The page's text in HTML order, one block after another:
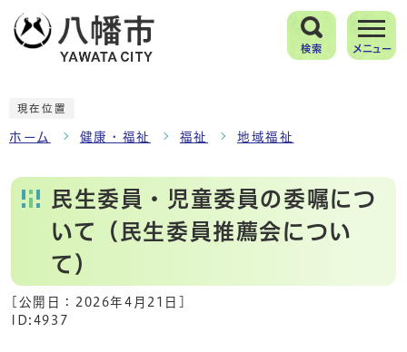
検索 メニュー
現在位置
ホーム 健康・福祉 福祉 地域福祉
民生委員・児童委員の委嘱につ
いて（民生委員推薦会につい
て）
[公開日： 2026年4月21日
ID:4937